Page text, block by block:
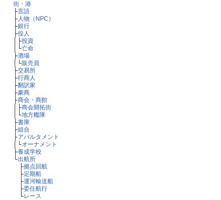
街・港
├言語
├人物（NPC）
├銀行
├役人
│├投資
│└亡命
├酒場
│└販売員
├交易所
├行商人
├翻訳家
├豪商
├商会・商館
│├商会開拓街
│└地方艦隊
├書庫
├組合
├アパルタメント
│└オーナメント
├養成学校
└出航所
├拠点回航
├定期船
├運河輸送船
├委任航行
└レース